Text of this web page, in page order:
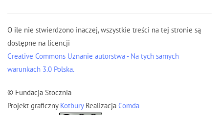
O ile nie stwierdzono inaczej, wszystkie treści na tej stronie są
dostępne na licencji
Creative Commons Uznanie autorstwa - Na tych samych
warunkach 3.0 Polska.
© Fundacja Stocznia
Projekt graficzny Kotbury Realizacja Comda